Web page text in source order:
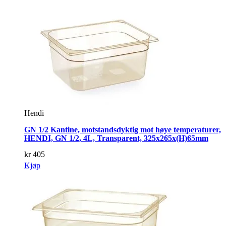
Hendi
GN 1/2 Kantine, motstandsdyktig mot høye temperaturer,
HENDI, GN 1/2, 4L, Transparent, 325x265x(H)65mm
kr405
Kjøp